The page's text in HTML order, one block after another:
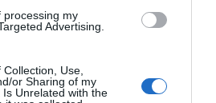
processing my
Advertising.
Use,
or Sharing of my
Unrelated with the